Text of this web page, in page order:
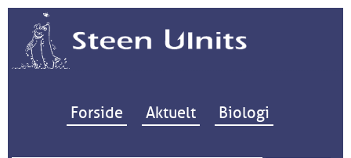
Hop til indhold
Forside Aktuelt Biologi